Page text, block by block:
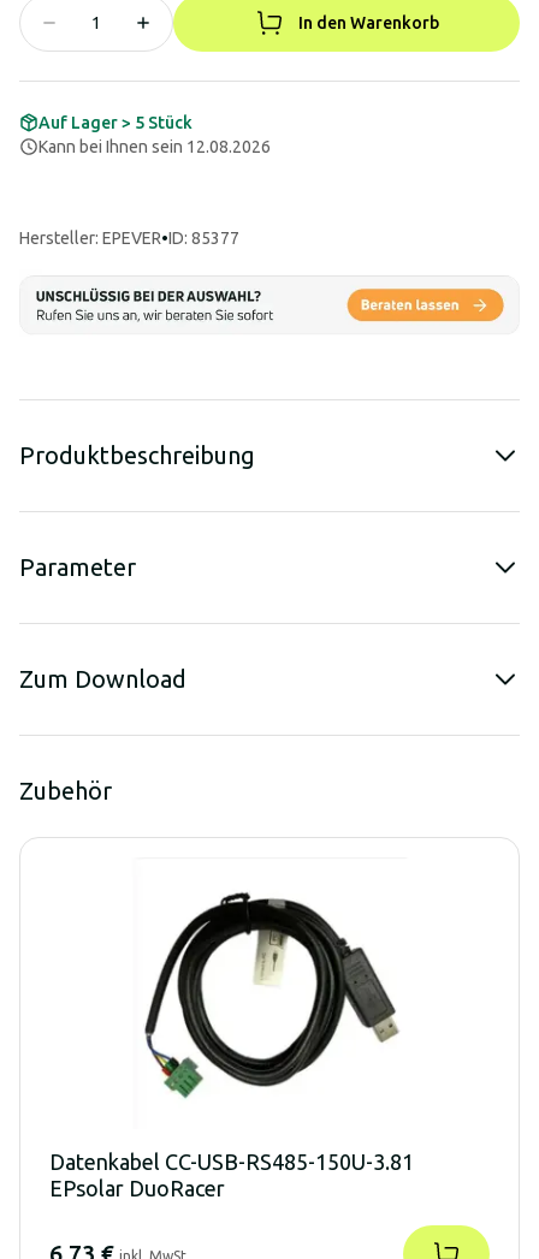
In den Warenkorb
Auf Lager > 5 Stück
Kann bei Ihnen sein 12.08.2026
Hersteller: EPEVER•ID: 85377
Produktbeschreibung
Parameter
Zum Download
Zubehör
Datenkabel CC-USB-RS485-150U-3.81
EPsolar DuoRacer
6,73 € inkl. MwSt.